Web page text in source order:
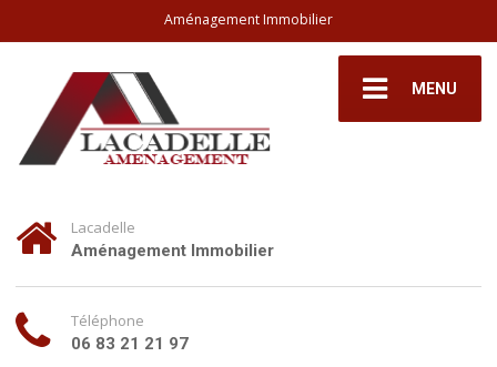
Aménagement Immobilier
MENU
Lacadelle
Aménagement Immobilier
Téléphone
06 83 21 21 97